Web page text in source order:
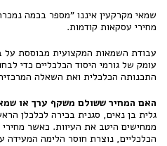
שמאי מקרקעין איננו "מספר בכמה
מחירי עסקאות קודמות.
עבודת השמאות המקצועית מבוססת על
עומק של גורמי היסוד הכלכליים כדי
התכנותה הכלכלית ואת השאלה
האם המחיר ששולם משקף ערך או
גלית בן נאים, סגנית בכירה לכלכלן
ממחישים היטב את העיוות. כאשר
הכלכליים, נוצרת חוסר הלימה המעידה